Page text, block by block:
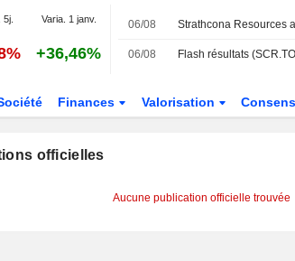
5j. Varia. 1 janv.
+36,46%
06/08
06/08
Finances Valorisation
officielles
Aucune publication officielle trouvée